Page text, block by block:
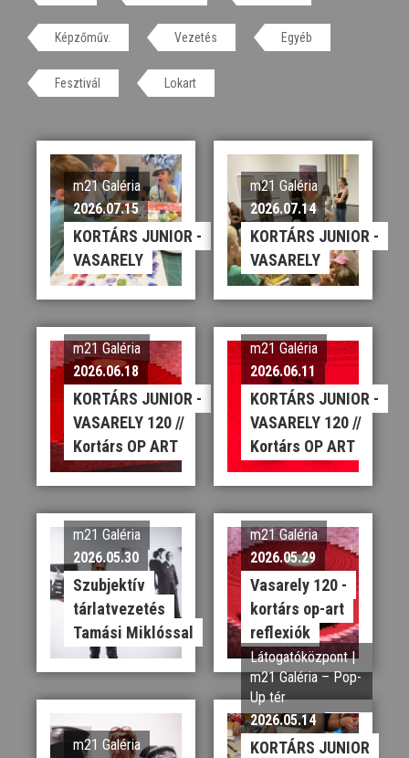
Képzőműv. Vezetés Egyéb
Fesztivál Lokart
m21 Galéria
2026.07.15
KORTÁRS JUNIOR -
VASARELY
m21 Galéria
2026.07.14
KORTÁRS JUNIOR -
VASARELY
m21 Galéria
2026.06.18
KORTÁRS JUNIOR -
VASARELY 120 //
Kortárs OP ART
m21 Galéria
2026.06.11
KORTÁRS JUNIOR -
VASARELY 120 //
Kortárs OP ART
m21 Galéria
2026.05.30
Szubjektív
tárlatvezetés
Tamási Miklóssal
m21 Galéria
2026.05.29
Vasarely 120 -
kortárs op-art
reflexiók
m21 Galéria
Látogatóközpont |
m21 Galéria – Pop-
Up tér
2026.05.14
KORTÁRS JUNIOR